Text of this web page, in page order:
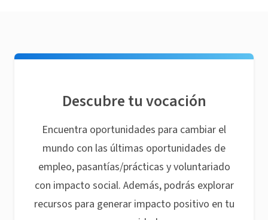
Descubre tu vocación
Encuentra oportunidades para cambiar el
mundo con las últimas oportunidades de
empleo, pasantías/prácticas y voluntariado
con impacto social. Además, podrás explorar
recursos para generar impacto positivo en tu